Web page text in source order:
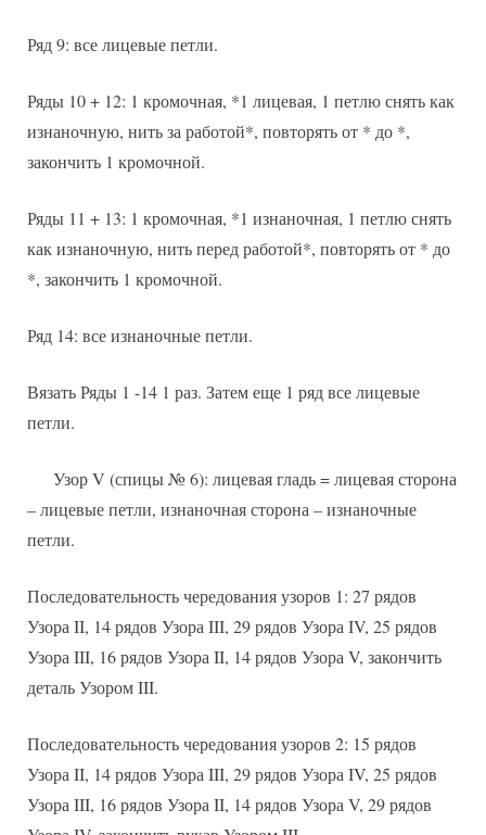
Ряд 9: все лицевые петли.
Ряды 10 + 12: 1 кромочная, *1 лицевая, 1 петлю снять как
изнаночную, нить за работой*, повторять от * до *,
закончить 1 кромочной.
Ряды 11 + 13: 1 кромочная, *1 изнаночная, 1 петлю снять
как изнаночную, нить перед работой*, повторять от * до
*, закончить 1 кромочной.
Ряд 14: все изнаночные петли.
Вязать Ряды 1 -14 1 раз. Затем еще 1 ряд все лицевые
петли.
Узор V (спицы № 6): лицевая гладь = лицевая сторона
– лицевые петли, изнаночная сторона – изнаночные
петли.
Последовательность чередования узоров 1: 27 рядов
Узора II, 14 рядов Узора III, 29 рядов Узора IV, 25 рядов
Узора III, 16 рядов Узора II, 14 рядов Узора V, закончить
деталь Узором III.
Последовательность чередования узоров 2: 15 рядов
Узора II, 14 рядов Узора III, 29 рядов Узора IV, 25 рядов
Узора III, 16 рядов Узора II, 14 рядов Узора V, 29 рядов